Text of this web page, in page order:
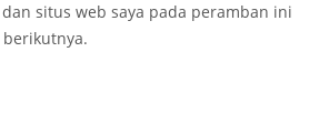
situs web saya pada peramban ini